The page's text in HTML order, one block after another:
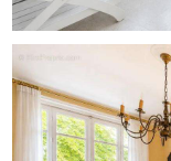
d'installer
présence de
optimise les
Les espaces
vraie valeur